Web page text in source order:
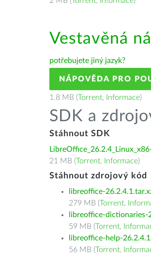
Vestavěná
potřebujete jiný jazyk?
NÁPOVĚDA PRO
1.8 MB (Torrent, Informace)
SDK a
Stáhnout SDK
21 MB (Torrent, Informace)
Stáhnout zdrojový kód
libreoffice-
279 MB (Torrent,
libreoffice-dictionaries-
59 MB (Torrent,
libreoffice-help-
56 MB (Torrent,